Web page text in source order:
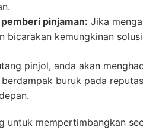
pinjaman: Jika
bicarakan kemungkinan
pinjol, anda akan
buruk pada
untuk mempertimbangkan